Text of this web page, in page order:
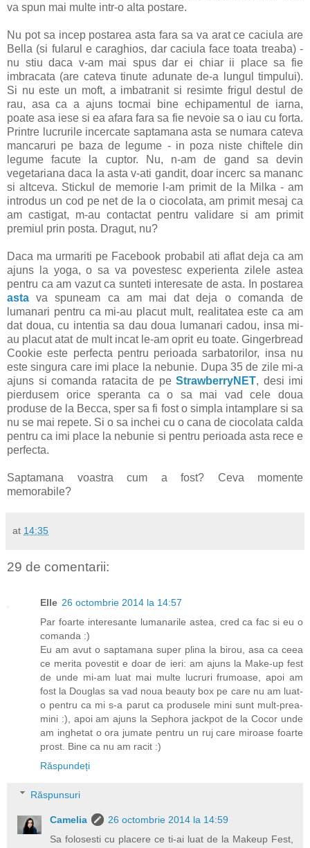
va spun mai multe intr-o alta postare.
Nu pot sa incep postarea asta fara sa va arat ce caciula are
Bella (si fularul e caraghios, dar caciula face toata treaba) -
nu stiu daca v-am mai spus dar ei chiar ii place sa fie
imbracata (are cateva tinute adunate de-a lungul timpului).
Si nu este un moft, a imbatranit si resimte frigul destul de
rau, asa ca a ajuns tocmai bine echipamentul de iarna,
poate asa iese si ea afara fara sa fie nevoie sa o iau cu forta.
Printre lucrurile incercate saptamana asta se numara cateva
mancaruri pe baza de legume - in poza niste chiftele din
legume facute la cuptor. Nu, n-am de gand sa devin
vegetariana daca la asta v-ati gandit, doar incerc sa mananc
si altceva. Stickul de memorie l-am primit de la Milka - am
introdus un cod pe net de la o ciocolata, am primit mesaj ca
am castigat, m-au contactat pentru validare si am primit
premiul prin posta. Dragut, nu?
Daca ma urmariti pe Facebook probabil ati aflat deja ca am
ajuns la yoga, o sa va povestesc experienta zilele astea
pentru ca am vazut ca sunteti interesate de asta. In postarea
asta va spuneam ca am mai dat deja o comanda de
lumanari pentru ca mi-au placut mult, realitatea este ca am
dat doua, cu intentia sa dau doua lumanari cadou, insa mi-
au placut atat de mult incat le-am oprit eu toate. Gingerbread
Cookie este perfecta pentru perioada sarbatorilor, insa nu
este singura care imi place la nebunie. Dupa 35 de zile mi-a
ajuns si comanda ratacita de pe StrawberryNET, desi imi
pierdusem orice speranta ca o sa mai vad cele doua
produse de la Becca, sper sa fi fost o simpla intamplare si sa
nu se mai repete. Si o sa inchei cu o cana de ciocolata calda
pentru ca imi place la nebunie si pentru perioada asta rece e
perfecta.
Saptamana voastra cum a fost? Ceva momente
memorabile?
at 14:35
29 de comentarii:
Elle 26 octombrie 2014 la 14:57
Par foarte interesante lumanarile astea, cred ca fac si eu o
comanda :)
Eu am avut o saptamana super plina la birou, asa ca ceea
ce merita povestit e doar de ieri: am ajuns la Make-up fest
de unde mi-am luat mai multe lucruri frumoase, apoi am
fost la Douglas sa vad noua beauty box pe care nu am luat-
o pentru ca mi s-a parut ca produsele mini sunt mult-prea-
mini :), apoi am ajuns la Sephora jackpot de la Cocor unde
am inghetat o ora jumate pentru un ruj care miroase foarte
prost. Bine ca nu am racit :)
Răspundeți
Răspunsuri
Camelia
26 octombrie 2014 la 14:59
Sa folosesti cu placere ce ti-ai luat de la Makeup Fest,